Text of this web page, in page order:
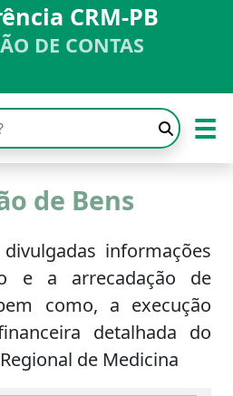
CRM-PB
DE CONTAS
☰
de Bens
informações
e a arrecadação de
como, a execução
detalhada do
de Medicina